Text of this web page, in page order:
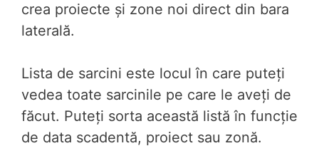
crea proiecte și zone noi direct din bara
laterală.
Lista de sarcini este locul în care puteți
vedea toate sarcinile pe care le aveți de
făcut. Puteți sorta această listă în funcție
de data scadentă, proiect sau zonă.